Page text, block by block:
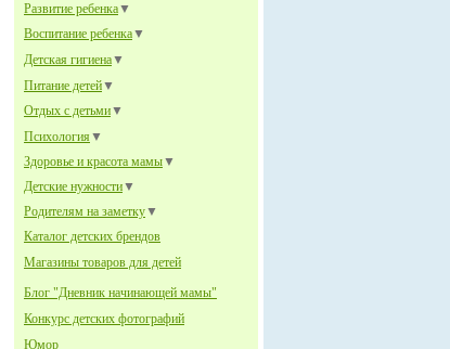
Развитие ребенка▼
Воспитание ребенка▼
Детская гигиена▼
Питание детей▼
Отдых с детьми▼
Психология ▼
Здоровье и красота мамы▼
Детские нужности▼
Родителям на заметку▼
Каталог детских брендов
Магазины товаров для детей
Блог "Дневник начинающей мамы"
Конкурс детских фотографий
Юмор